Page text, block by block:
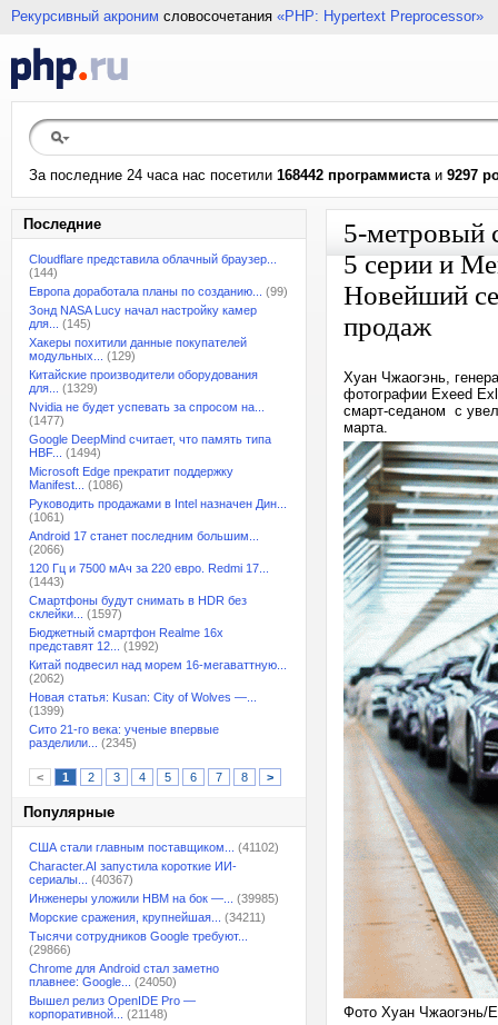
Рекурсивный акроним словосочетания «PHP: Hypertext Preprocessor»
За последние 24 часа нас посетили 168442 программистаи 9297
Последние
Cloudflare представила облачный браузер...
(144)
Европа доработала планы по созданию...
(99)
Зонд NASA Lucy начал настройку камер
для...
(145)
Хакеры похитили данные покупателей
модульных...
(129)
Китайские производители оборудования
для...
(1329)
Nvidia не будет успевать за спросом на...
(1477)
Google DeepMind считает, что память типа
HBF...
(1494)
Microsoft Edge прекратит поддержку
Manifest...
(1086)
Руководить продажами в Intel назначен Дин...
(1061)
Android 17 станет последним большим...
(2066)
120 Гц и 7500 мАч за 220 евро. Redmi 17...
(1443)
Смартфоны будут снимать в HDR без
склейки...
(1597)
Бюджетный смартфон Realme 16x
представят 12...
(1992)
Китай подвесил над морем 16-мегаваттную...
(2062)
Новая статья: Kusan: City of Wolves —...
(1399)
Сито 21-го века: ученые впервые
разделили...
(2345)
< 1 2 3 4 5 6 7 8 >
Популярные
США стали главным поставщиком...
(41102)
Character.AI запустила короткие ИИ-
сериалы...
(40367)
Инженеры уложили HBM на бок —...
(39985)
Морские сражения, крупнейшая...
(34211)
Тысячи сотрудников Google требуют...
(29866)
Chrome для Android стал заметно
плавнее: Google...
(24050)
Вышел релиз OpenIDE Pro —
корпоративной...
(21148)
5-метровый
5 серии и
Новейший
продаж
Хуан Чжаогэнь,
фотографии Exeed
смарт-седаном с
марта.
Фото Хуан Чжаогэнь/